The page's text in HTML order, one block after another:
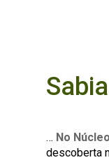
… No
descoberta